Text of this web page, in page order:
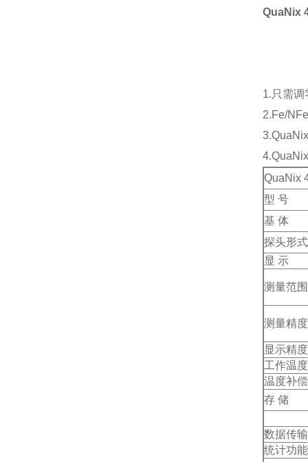
QuaNix
1.只需
2.Fe/
QuaNix
型 号
基 体
探头形式
显 示
测量范围
测量精度
显示精度
工作温度
温度补偿
存 储
数据传输
统计功能